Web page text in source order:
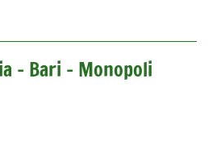
- Bari - Monopoli